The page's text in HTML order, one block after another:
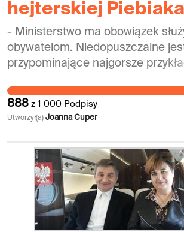
hejterskiej
- Ministerstwo ma obowiązek
obywatelom. Niedopuszczalne
przypominające najgorsze
politycznych w państwach
którzy łamią prawo, muszą
obywatele mają głos - niech
888 z 1 000 Podpisy
Utworzył(a) Joanna Cuper